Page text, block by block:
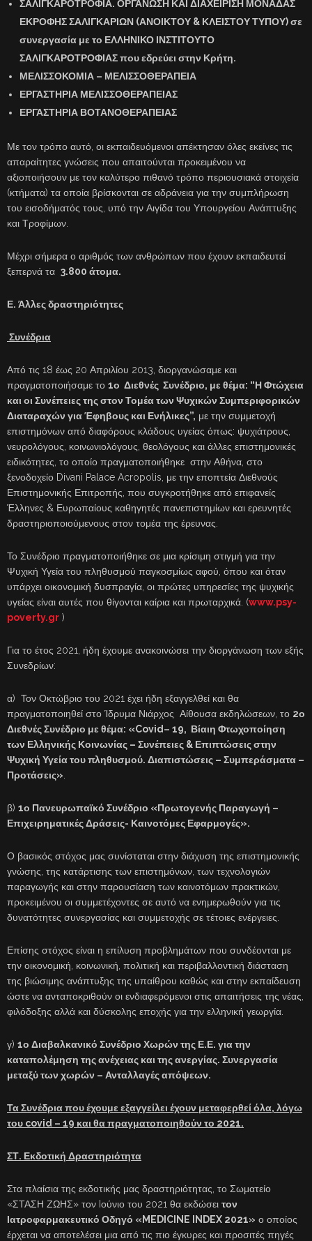
ΣΑΛΙΓΚΑΡΟΤΡΟΦΙΑ. ΟΡΓΑΝΩΣΗ ΚΑΙ ΔΙΑΧΕΙΡΙΣΗ ΜΟΝΑΔΑΣ
ΕΚΡΟΦΗΣ ΣΑΛΙΓΚΑΡΙΩΝ (ΑΝΟΙΚΤΟΥ & ΚΛΕΙΣΤΟΥ ΤΥΠΟΥ) σε
συνεργασία με το ΕΛΛΗΝΙΚΟ ΙΝΣΤΙΤΟΥΤΟ
ΣΑΛΙΓΚΑΡΟΤΡΟΦΙΑΣ που εδρεύει στην Κρήτη.
ΜΕΛΙΣΣΟΚΟΜΙΑ – ΜΕΛΙΣΣΟΘΕΡΑΠΕΙΑ
ΕΡΓΑΣΤΗΡΙΑ ΜΕΛΙΣΣΟΘΕΡΑΠΕΙΑΣ
ΕΡΓΑΣΤΗΡΙΑ ΒΟΤΑΝΟΘΕΡΑΠΕΙΑΣ
Με τον τρόπο αυτό, οι εκπαιδευόμενοι απέκτησαν όλες εκείνες τις
απαραίτητες γνώσεις που απαιτούνται προκειμένου να
αξιοποιήσουν με τον καλύτερο πιθανό τρόπο περιουσιακά στοιχεία
(κτήματα) τα οποία βρίσκονται σε αδράνεια για την συμπλήρωση
του εισοδήματός τους, υπό την Αιγίδα του Υπουργείου Ανάπτυξης
και Τροφίμων.
Μέχρι σήμερα ο αριθμός των ανθρώπων που έχουν εκπαιδευτεί
ξεπερνά τα 3.800 άτομα.
Ε. Άλλες δραστηριότητες
Συνέδρια
Από τις 18 έως 20 Απριλίου 2013, διοργανώσαμε και
πραγματοποιήσαμε το 1ο Διεθνές Συνέδριο, με θέμα: “Η Φτώχεια
και οι Συνέπειες της στον Τομέα των Ψυχικών Συμπεριφορικών
Διαταραχών για Έφηβους και Ενήλικες”, με την συμμετοχή
επιστημόνων από διαφόρους κλάδους υγείας όπως: ψυχιάτρους,
νευρολόγους, κοινωνιολόγους, θεολόγους και άλλες επιστημονικές
ειδικότητες, το οποίο πραγματοποιήθηκε στην Αθήνα, στο
ξενοδοχείο Divani Palace Acropolis, με την εποπτεία Διεθνούς
Επιστημονικής Επιτροπής, που συγκροτήθηκε από επιφανείς
Έλληνες & Ευρωπαίους καθηγητές πανεπιστημίων και ερευνητές
δραστηριοποιούμενους στον τομέα της έρευνας.
Το Συνέδριο πραγματοποιήθηκε σε μια κρίσιμη στιγμή για την
Ψυχική Υγεία του πληθυσμού παγκοσμίως αφού, όπου και όταν
υπάρχει οικονομική δυσπραγία, οι πρώτες υπηρεσίες της ψυχικής
υγείας είναι αυτές που θίγονται καίρια και πρωταρχικά. (www.psy-
poverty.gr )
Για το έτος 2021, ήδη έχουμε ανακοινώσει την διοργάνωση των εξής
Συνεδρίων:
α) Τον Οκτώβριο του 2021 έχει ήδη εξαγγελθεί και θα
πραγματοποιηθεί στο Ίδρυμα Νιάρχος Αίθουσα εκδηλώσεων, το 2ο
Διεθνές Συνέδριο με θέμα: «Covid– 19, Βίαιη Φτωχοποίηση
των Ελληνικής Κοινωνίας – Συνέπειες & Επιπτώσεις στην
Ψυχική Υγεία του πληθυσμού. Διαπιστώσεις – Συμπεράσματα –
Προτάσεις»
β) 1ο Πανευρωπαϊκό Συνέδριο «Πρωτογενής Παραγωγή –
Επιχειρηματικές Δράσεις- Καινοτόμες Εφαρμογές».
Ο βασικός στόχος μας συνίσταται στην διάχυση της επιστημονικής
γνώσης, της κατάρτισης των επιστημόνων, των τεχνολογιών
παραγωγής και στην παρουσίαση των καινοτόμων πρακτικών,
προκειμένου οι συμμετέχοντες σε αυτό να ενημερωθούν για τις
δυνατότητες συνεργασίας και συμμετοχής σε τέτοιες ενέργειες.
Επίσης στόχος είναι η επίλυση προβλημάτων που συνδέονται με
την οικονομική, κοινωνική, πολιτική και περιβαλλοντική διάσταση
της βιώσιμης ανάπτυξης της υπαίθρου καθώς και στην εκπαίδευση
ώστε να ανταποκριθούν οι ενδιαφερόμενοι στις απαιτήσεις της νέας,
φιλόδοξης αλλά και δύσκολης εποχής για την ελληνική γεωργία.
γ) 1ο Διαβαλκανικό Συνέδριο Χωρών της Ε.Ε. για την
καταπολέμηση της ανέχειας και της ανεργίας. Συνεργασία
μεταξύ των χωρών – Ανταλλαγές απόψεων.
Τα Συνέδρια που έχουμε εξαγγείλει έχουν μεταφερθεί όλα, λόγω
του covid – 19 και θα πραγματοποιηθούν το 2021.
ΣΤ. Εκδοτική Δραστηριότητα
Στα πλαίσια της εκδοτικής μας δραστηριότητας, το Σωματείο
«ΣΤΑΣΗ ΖΩΗΣ» τον Iούνιο του 2021 θα εκδώσει τον
Ιατροφαρμακευτικό Οδηγό «MEDICINE INDEX 2021» ο οποίος
έρχεται να αποτελέσει μια από τις πιο έγκυρες και προσιτές πηγές